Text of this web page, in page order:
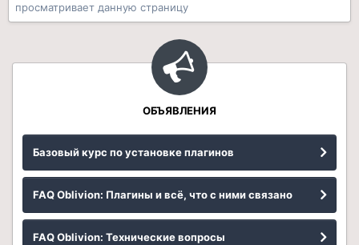
просматривает данную страницу
ОБЪЯВЛЕНИЯ
Базовый курс по установке плагинов
FAQ Oblivion: Плагины и всё, что с ними связано
FAQ Oblivion: Технические вопросы